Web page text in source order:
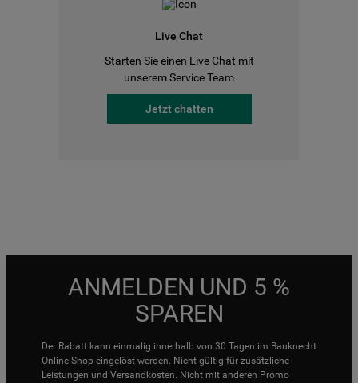
Live Chat
Starten Sie einen Live Chat mit
unserem Service Team
Jetzt chatten
ANMELDEN UND 5 %
SPAREN
Der Rabatt kann einmalig innerhalb von 30 Tagen im Bauknecht
Online-Shop eingelöst werden. Nicht gültig für zusätzliche
Leistungen und Versandkosten. Nicht mit anderen Promo